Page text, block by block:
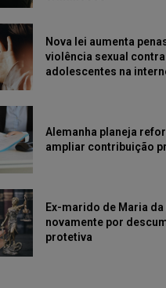
Nova lei aumenta
violência sexual
adolescentes na
Alemanha planeja
ampliar contribuição
Ex-marido de Maria da
novamente por
protetiva